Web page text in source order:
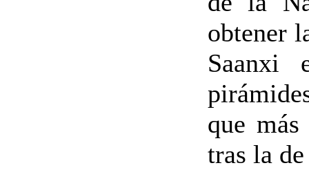
obtener
Saanxi
que
tras la